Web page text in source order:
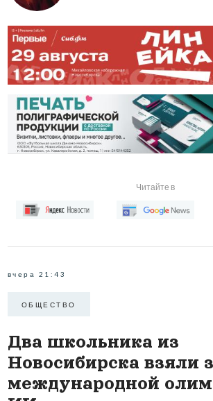
Читайте в
вчера 21:43
ОБЩЕСТВО
Два школьника из
Новосибирска взяли
международной